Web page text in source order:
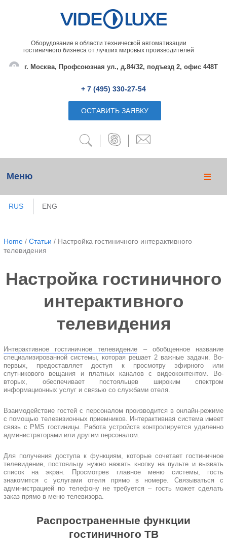
Оборудование в области технической автоматизации
гостиничного бизнеса от лучших мировых производителей
г. Москва, Профсоюзная ул., д.84/32, подъезд 2, офис 448Т
+ 7 (495) 330-27-54
ОСТАВИТЬ ЗАЯВКУ
Меню
RUS ENG
Home / Статьи / Настройка гостиничного интерактивного
телевидения
Настройка гостиничного
интерактивного
телевидения
Интерактивное гостиничное телевидение – обобщенное название
специализированной системы, которая решает 2 важные задачи. Во-
первых, предоставляет доступ к просмотру эфирного или
спутникового вещания и платных каналов с видеоконтентом. Во-
вторых, обеспечивает постояльцев широким спектром
информационных услуг и связью со службами отеля.
Взаимодействие гостей с персоналом производится в онлайн-режиме
с помощью телевизионных приемников. Интерактивная система имеет
связь с PMS гостиницы. Работа устройств контролируется удаленно
администраторами или другим персоналом.
Для получения доступа к функциям, которые сочетает гостиничное
телевидение, постояльцу нужно нажать кнопку на пульте и вызвать
список на экран. Просмотрев главное меню системы, гость
знакомится с услугами отеля прямо в номере. Связываться с
администрацией по телефону не требуется – гость может сделать
заказ прямо в меню телевизора.
Распространенные функции
гостиничного ТВ